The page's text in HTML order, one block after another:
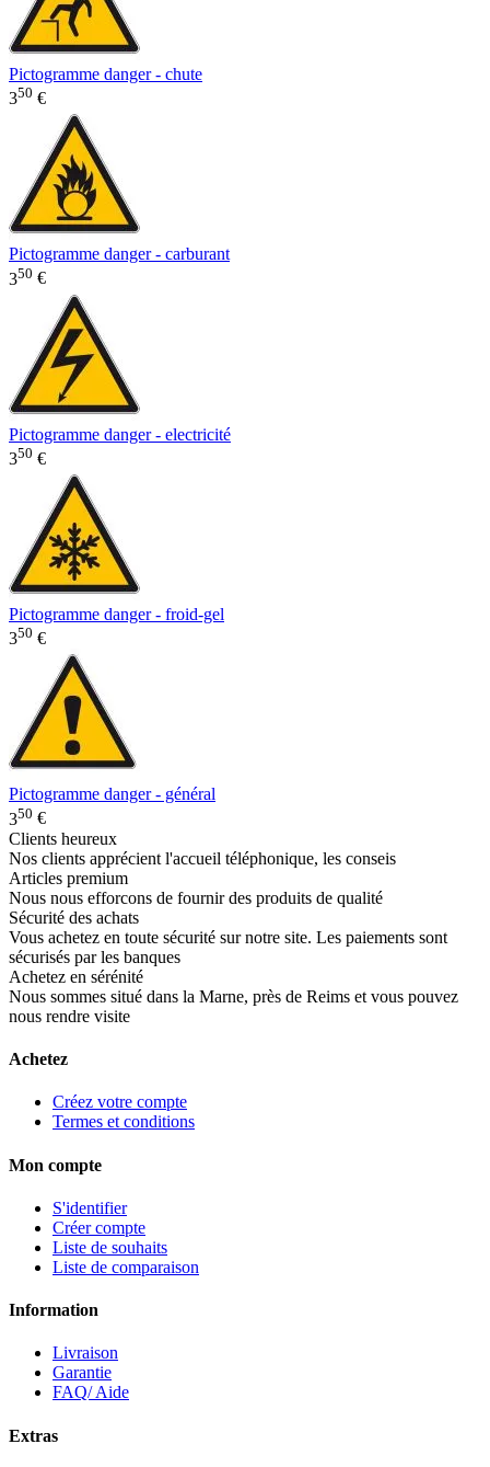
Pictogramme danger - chute
350 €
Pictogramme danger - carburant
350 €
Pictogramme danger - electricité
350 €
Pictogramme danger - froid-gel
350 €
Pictogramme danger - général
350 €
Clients heureux
Nos clients apprécient l'accueil téléphonique, les conseis
Articles premium
Nous nous efforcons de fournir des produits de qualité
Sécurité des achats
Vous achetez en toute sécurité sur notre site. Les paiements sont
sécurisés par les banques
Achetez en sérénité
Nous sommes situé dans la Marne, près de Reims et vous pouvez
nous rendre visite
Achetez
Créez votre compte
Termes et conditions
Mon compte
S'identifier
Créer compte
Liste de souhaits
Liste de comparaison
Information
Livraison
Garantie
FAQ/ Aide
Extras